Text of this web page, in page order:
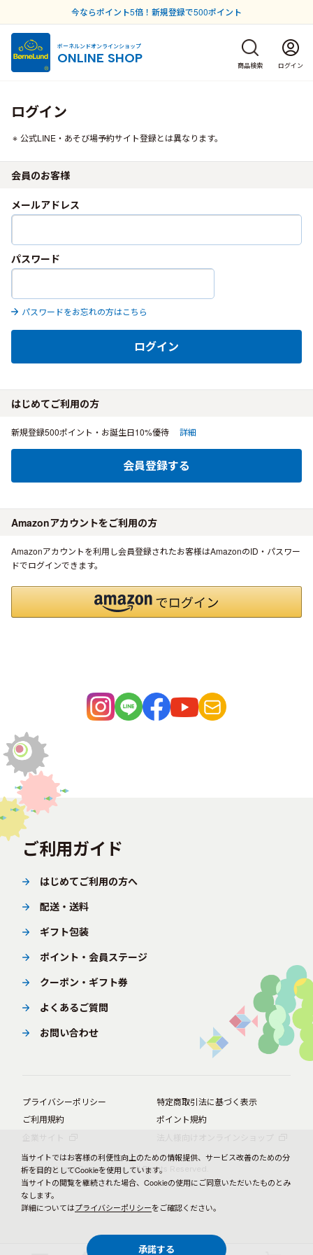
今ならポイント5倍！新規登録で500ポイント
ボーネルンドオンラインショップ
ONLINE SHOP 商品検索 ログイン
ログイン
公式LINE・あそび場予約サイト登録とは異なります。
会員のお客様
メールアドレス
パスワード
パスワードをお忘れの方はこちら
ログイン
はじめてご利用の方
新規登録500ポイント・お誕生日10%優待 詳細
会員登録する
Amazonアカウントをご利用の方
Amazonアカウントを利用し会員登録されたお客様はAmazonのID・パスワー
ドでログインできます。
ご利用ガイド
はじめてご利用の方へ
配送・送料
ギフト包装
ポイント・会員ステージ
クーポン・ギフト券
よくあるご質問
お問い合わせ
プライバシーポリシー
特定商取引法に基づく表示
ご利用規約
ポイント規約
© BørneLund Corporation. All Rights Reserved.
当サイトではお客様の利便性向上のための情報提供、サービス改善のための分
析を目的としてCookieを使用しています。
当サイトの閲覧を継続された場合、Cookieの使用にご同意いただいたものとみ
なします。
詳細についてはプライバシーポリシーをご確認ください。
承諾する